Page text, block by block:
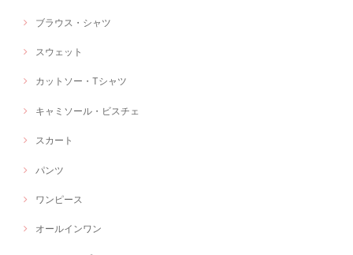
ブラウス・シャツ
スウェット
カットソー・Tシャツ
キャミソール・ビスチェ
スカート
パンツ
ワンピース
オールインワン